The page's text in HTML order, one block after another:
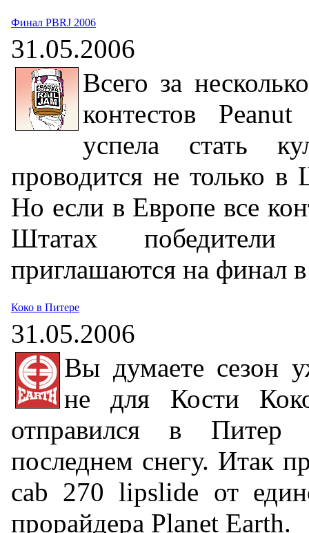
Финал PBRJ 2006
31.05.2006
Всего за
контестов
успела стать
проводится не только
Но если в Европе все
Штатах
приглашаются на финал
Коко в Питере
31.05.2006
Вы думаете сезон
не для Кости
отправился в Питер
последнем снегу. Итак
cab 270 lipslide от
прорайдера Planet Earth.